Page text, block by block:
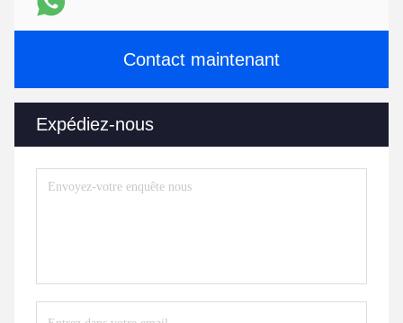
Contact maintenant
Expédiez-nous